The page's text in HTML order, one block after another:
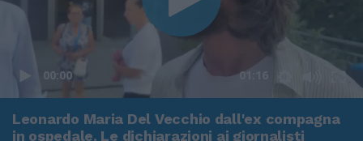
00:00 01:16
Leonardo Maria Del Vecchio dall'ex compagna
in ospedale. Le dichiarazioni ai giornalisti